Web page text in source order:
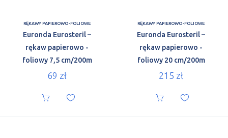
RĘKAWY PAPIEROWO-FOLIOWE
Euronda Eurosteril –
rękaw papierowo -
foliowy 7,5 cm/200m
69 zł
RĘKAWY PAPIEROWO-FOLIOWE
Euronda Eurosteril –
rękaw papierowo -
foliowy 20 cm/200m
215 zł